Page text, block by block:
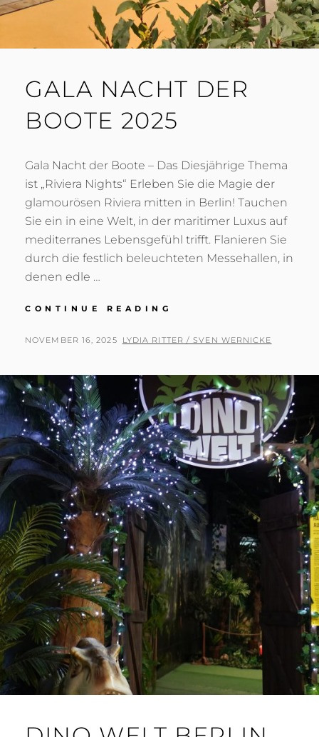
GALA NACHT DER
BOOTE 2025
Gala Nacht der Boote – Das Diesjährige Thema
ist „Riviera Nights“ Erleben Sie die Magie der
glamourösen Riviera mitten in Berlin! Tauchen
Sie ein in eine Welt, in der maritimer Luxus auf
mediterranes Lebensgefühl trifft. Flanieren Sie
durch die festlich beleuchteten Messehallen, in
denen edle …
CONTINUE READING
DER
POSTED
NOVEMBER 16, 2025 BY
LYDIA RITTER / SVEN WERNICKE